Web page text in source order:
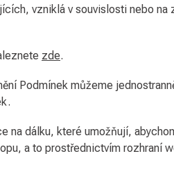
vzniklá v souvislosti nebo na
zde.
Podmínek můžeme
na dálku, které umožňují,
a to prostřednictvím rozhraní